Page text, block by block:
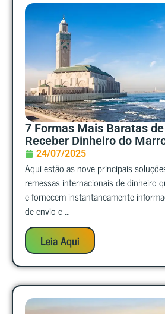
7 Formas Mais Baratas
Receber Dinheiro do
24/07/2025
Aqui estão as nove principais
remessas internacionais de dinheiro
e fornecem instantaneamente
de envio e ...
Leia Aqui